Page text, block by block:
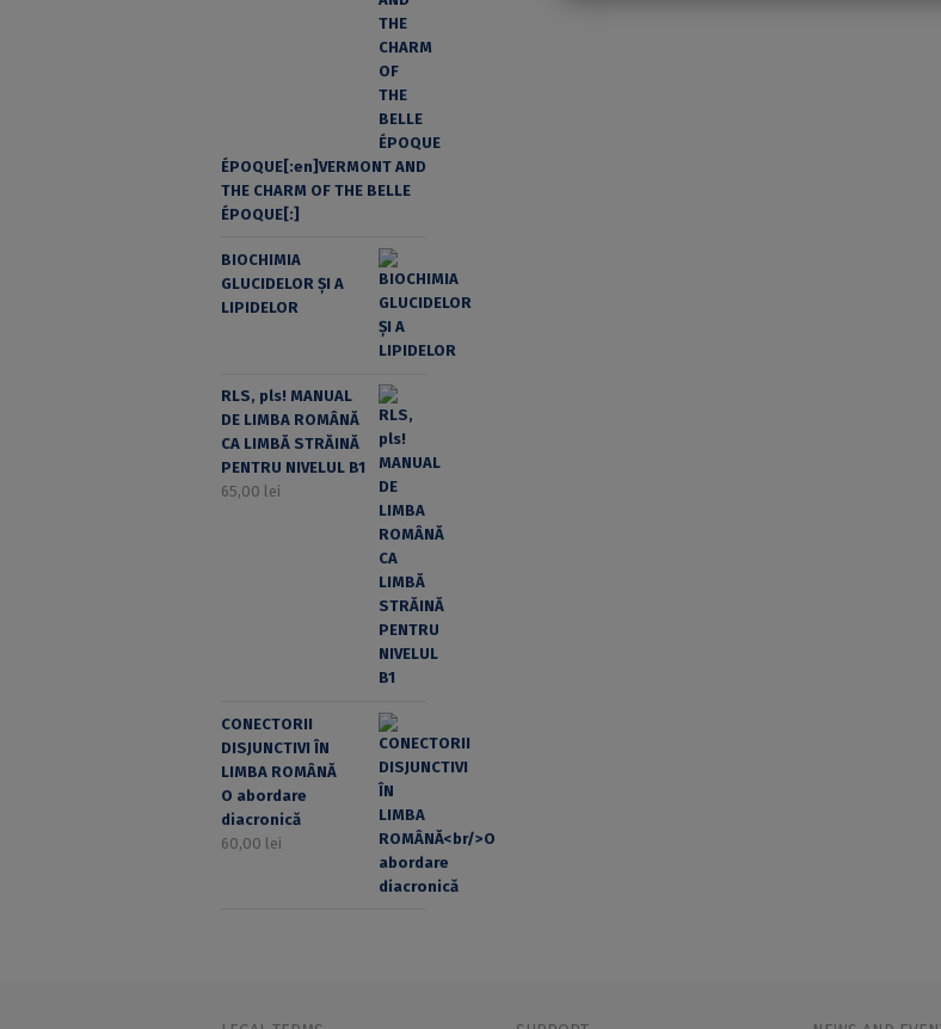
ÉPOQUE[:en]VERMONT AND
THE CHARM OF THE BELLE
ÉPOQUE[:]
BIOCHIMIA
GLUCIDELOR ȘI A
LIPIDELOR
RLS, pls! MANUAL
DE LIMBA ROMÂNĂ
CA LIMBĂ STRĂINĂ
PENTRU NIVELUL B1
65,00 lei
CONECTORII
DISJUNCTIVI ÎN
LIMBA ROMÂNĂ
O abordare
diacronică
60,00 lei